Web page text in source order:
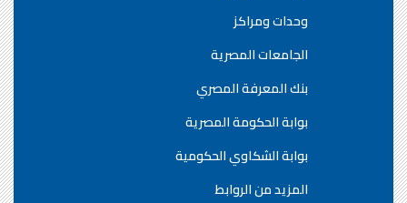
وحدات ومراكز
الجامعات المصرية
بنك المعرفة المصري
بوابة الحكومة المصرية
بوابة الشكاوي الحكومية
المزيد من الروابط